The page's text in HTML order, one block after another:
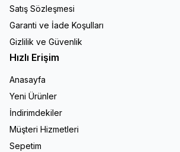
Satış Sözleşmesi
Garanti ve İade Koşulları
Gizlilik ve Güvenlik
Hızlı Erişim
Anasayfa
Yeni Ürünler
İndirimdekiler
Müşteri Hizmetleri
Sepetim